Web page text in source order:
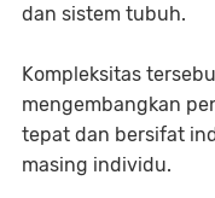
dan sistem tubuh.
Kompleksitas
mengembangkan
tepat dan bersifat
masing individu.